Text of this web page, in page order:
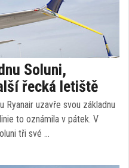
Soluni,
řecká letiště
uzavře svou základnu
to oznámila v pátek. V
tři své …